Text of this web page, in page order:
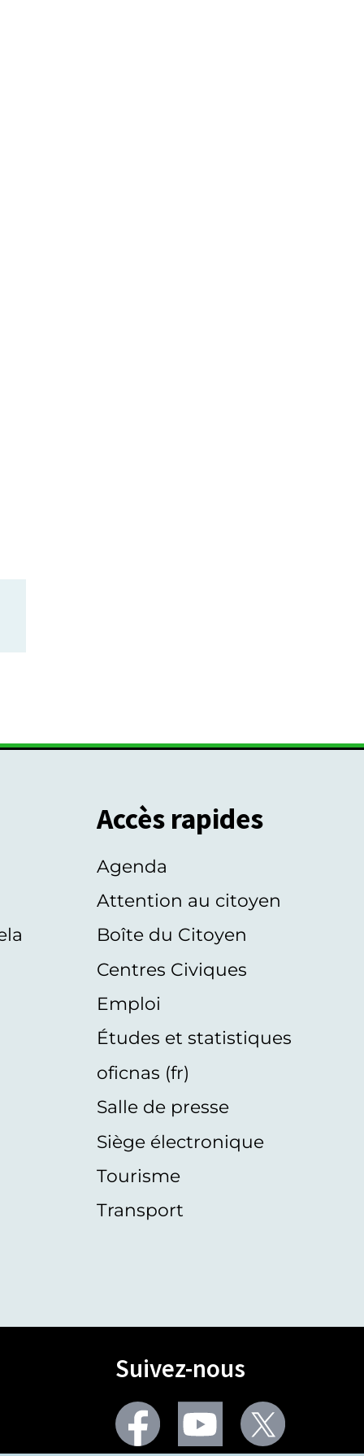
Accès rapides
Agenda
Attention au citoyen
Boîte du Citoyen
Centres Civiques
Emploi
Études et statistiques
oficnas (fr)
Salle de presse
Siège électronique
Tourisme
Transport
Suivez-nous
Facebook Youtube